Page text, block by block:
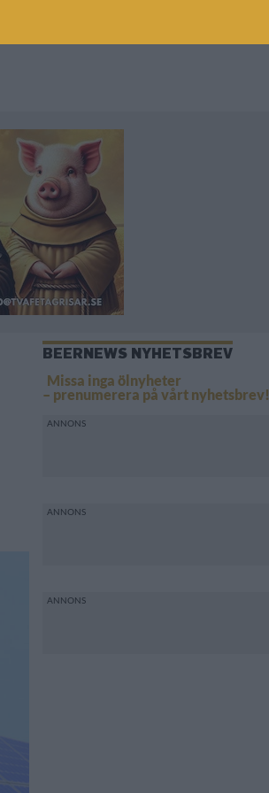
BEERNEWS NYHETSBREV
Missa inga ölnyheter
– prenumerera på vårt nyhetsbrev!